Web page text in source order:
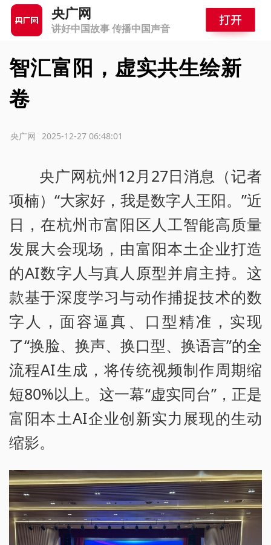
央广网
讲好中国故事 传播中国声音
智汇富阳，虚实共生绘新
卷
2025-12-27 06:48:01
央广网
央广网杭州12月27日消息（记者
项楠）“大家好，我是数字人王阳。”近
日，在杭州市富阳区人工智能高质量
发展大会现场，由富阳本土企业打造
的AI数字人与真人原型并肩主持。这
款基于深度学习与动作捕捉技术的数
字人，面容逼真、口型精准，实现
了“换脸、换声、换口型、换语言”的全
流程AI生成，将传统视频制作周期缩
短80%以上。这一幕“虚实同台”，正是
富阳本土AI企业创新实力展现的生动
缩影。